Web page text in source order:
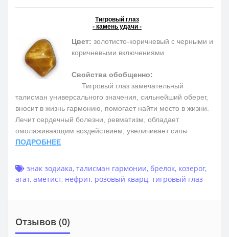
Тигровый глаз
- камень удачи -
Цвет: золотисто-коричневый с черными и
коричневыми включениями
Свойства обобщенно:
Тигровый глаз замечательный
талисман универсального значения, сильнейший оберег,
вносит в жизнь гармонию, помогает найти место в жизни.
Лечит сердечный болезни, ревматизм, обладает
омолаживающим воздействием, увеличивает силы
ПОДРОБНЕЕ
знак зодиака, талисман гармонии, брелок, козерог,
агат, аметист, нефрит, розовый кварц, тигровый глаз
Отзывов (0)